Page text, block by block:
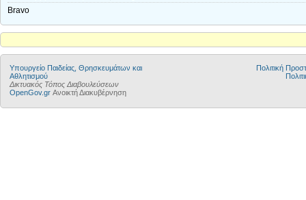
Bravo
Υπουργείο Παιδείας, Θρησκευμάτων και
Αθλητισμού
Δικτυακός Τόπος Διαβουλεύσεων
OpenGov.gr Ανοικτή Διακυβέρνηση
Πολιτική